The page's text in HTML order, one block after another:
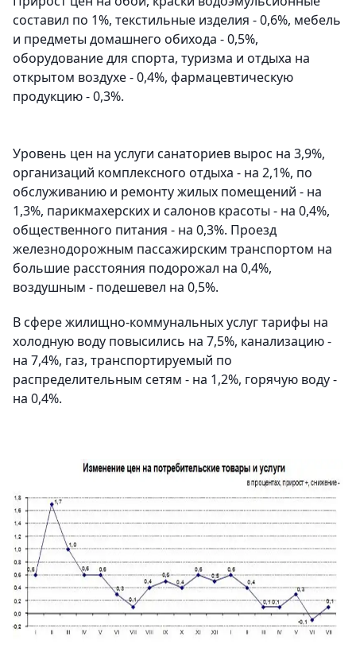
составил по 1%, текстильные изделия - 0,6%, мебель
и предметы домашнего обихода - 0,5%,
оборудование для спорта, туризма и отдыха на
открытом воздухе - 0,4%, фармацевтическую
продукцию - 0,3%.
Уровень цен на услуги санаториев вырос на 3,9%,
организаций комплексного отдыха - на 2,1%, по
обслуживанию и ремонту жилых помещений - на
1,3%, парикмахерских и салонов красоты - на 0,4%,
общественного питания - на 0,3%. Проезд
железнодорожным пассажирским транспортом на
большие расстояния подорожал на 0,4%,
воздушным - подешевел на 0,5%.
В сфере жилищно-коммунальных услуг тарифы на
холодную воду повысились на 7,5%, канализацию -
на 7,4%, газ, транспортируемый по
распределительным сетям - на 1,2%, горячую воду -
на 0,4%.